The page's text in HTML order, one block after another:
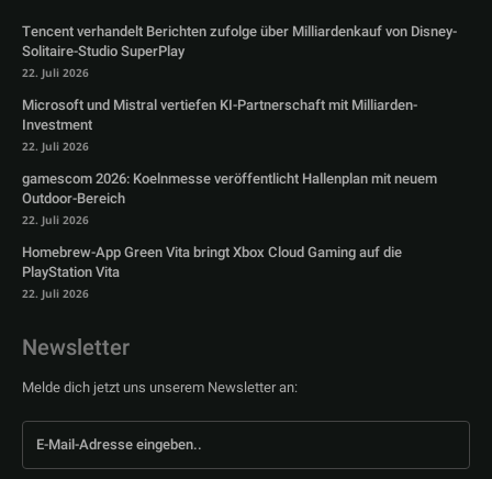
Tencent verhandelt Berichten zufolge über Milliardenkauf von Disney-
Solitaire-Studio SuperPlay
22. Juli 2026
Microsoft und Mistral vertiefen KI-Partnerschaft mit Milliarden-
Investment
22. Juli 2026
gamescom 2026: Koelnmesse veröffentlicht Hallenplan mit neuem
Outdoor-Bereich
22. Juli 2026
Homebrew-App Green Vita bringt Xbox Cloud Gaming auf die
PlayStation Vita
22. Juli 2026
Newsletter
Melde dich jetzt uns unserem Newsletter an: